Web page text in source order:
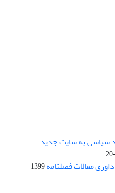
سیاسی به سایت جدید
مقالات فصلنامه
1399-